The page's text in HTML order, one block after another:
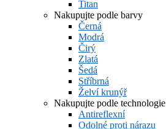
Titan
Nakupujte podle barvy
Černá
Modrá
Čirý
Zlatá
Šedá
Stříbrná
Želví krunýř
Nakupujte podle technologie
Antireflexní
Odolné proti nárazu